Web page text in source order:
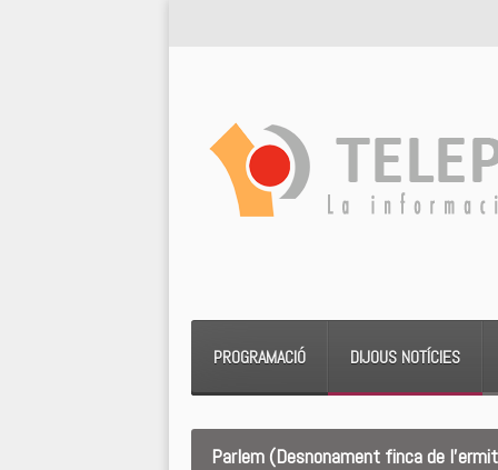
PROGRAMACIÓ DIJOUS NOTÍCIES
Parlem (Desnonament finca de